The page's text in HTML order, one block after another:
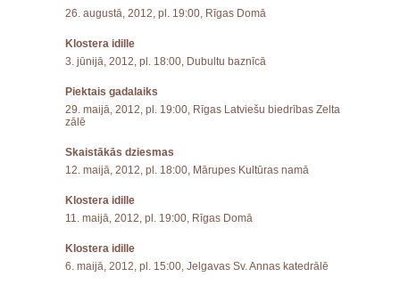
26. augustā, 2012, pl. 19:00, Rīgas Domā
Klostera idille
3. jūnijā, 2012, pl. 18:00, Dubultu baznīcā
Piektais gadalaiks
29. maijā, 2012, pl. 19:00, Rīgas Latviešu biedrības Zelta
zālē
Skaistākās dziesmas
12. maijā, 2012, pl. 18:00, Mārupes Kultūras namā
Klostera idille
11. maijā, 2012, pl. 19:00, Rīgas Domā
Klostera idille
6. maijā, 2012, pl. 15:00, Jelgavas Sv. Annas katedrālē